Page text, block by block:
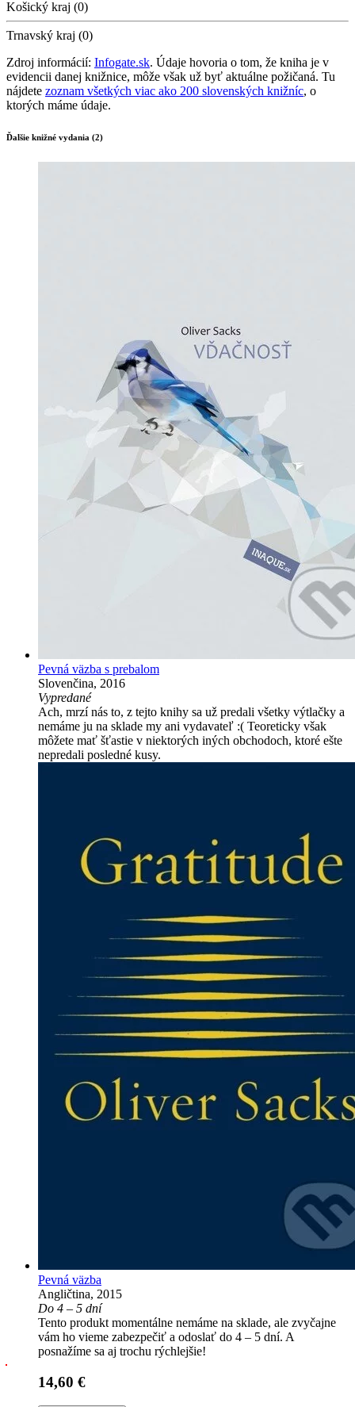
Košický kraj (0)
Trnavský kraj (0)
Zdroj informácií: Infogate.sk. Údaje hovoria o tom, že kniha je v
evidencii danej knižnice, môže však už byť aktuálne požičaná. Tu
nájdete zoznam všetkých viac ako 200 slovenských knižníc, o
ktorých máme údaje.
Ďalšie knižné vydania (2)
Pevná väzba s prebalom
Slovenčina, 2016
Vypredané
Ach, mrzí nás to, z tejto knihy sa už predali všetky výtlačky a
nemáme ju na sklade my ani vydavateľ :( Teoreticky však
môžete mať šťastie v niektorých iných obchodoch, ktoré ešte
nepredali posledné kusy.
Pevná väzba
Angličtina, 2015
Do 4 – 5 dní
Tento produkt momentálne nemáme na sklade, ale zvyčajne
vám ho vieme zabezpečiť a odoslať do 4 – 5 dní. A
posnažíme sa aj trochu rýchlejšie!
14,60 €